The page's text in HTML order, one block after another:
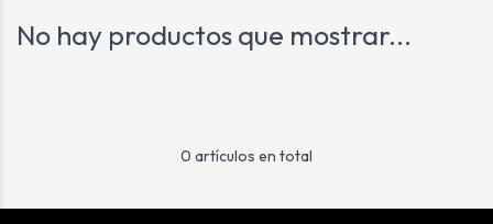
No hay productos que mostrar...
0 artículos en total